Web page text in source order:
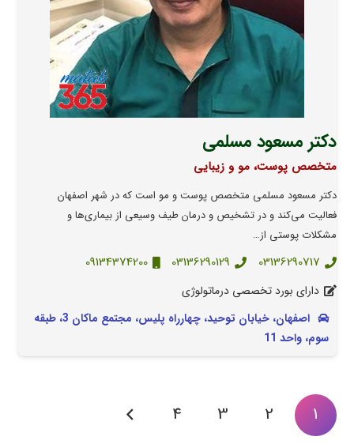
دکتر مسعود مسلمی
متخصص پوست، مو و زیبایی
دکتر مسعود مسلمی متخصص پوست و مو است که در شهر اصفهان
فعالیت می‌کند و در تشخیص و درمان طیف وسیعی از بیماری‌ها و
مشکلات پوستی از…
03136290717
03136290129
09134374200
دارای بورد تخصصی درماتولوژی
اصفهان، خیابان توحید، چهارراه پلیس، مجتمع ماکان 3، طبقه
سوم، واحد 11
1
2
3
4